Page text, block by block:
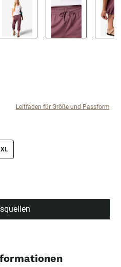
WITH NEW RESULTS.
Leitfaden für Größe und Passform
XL